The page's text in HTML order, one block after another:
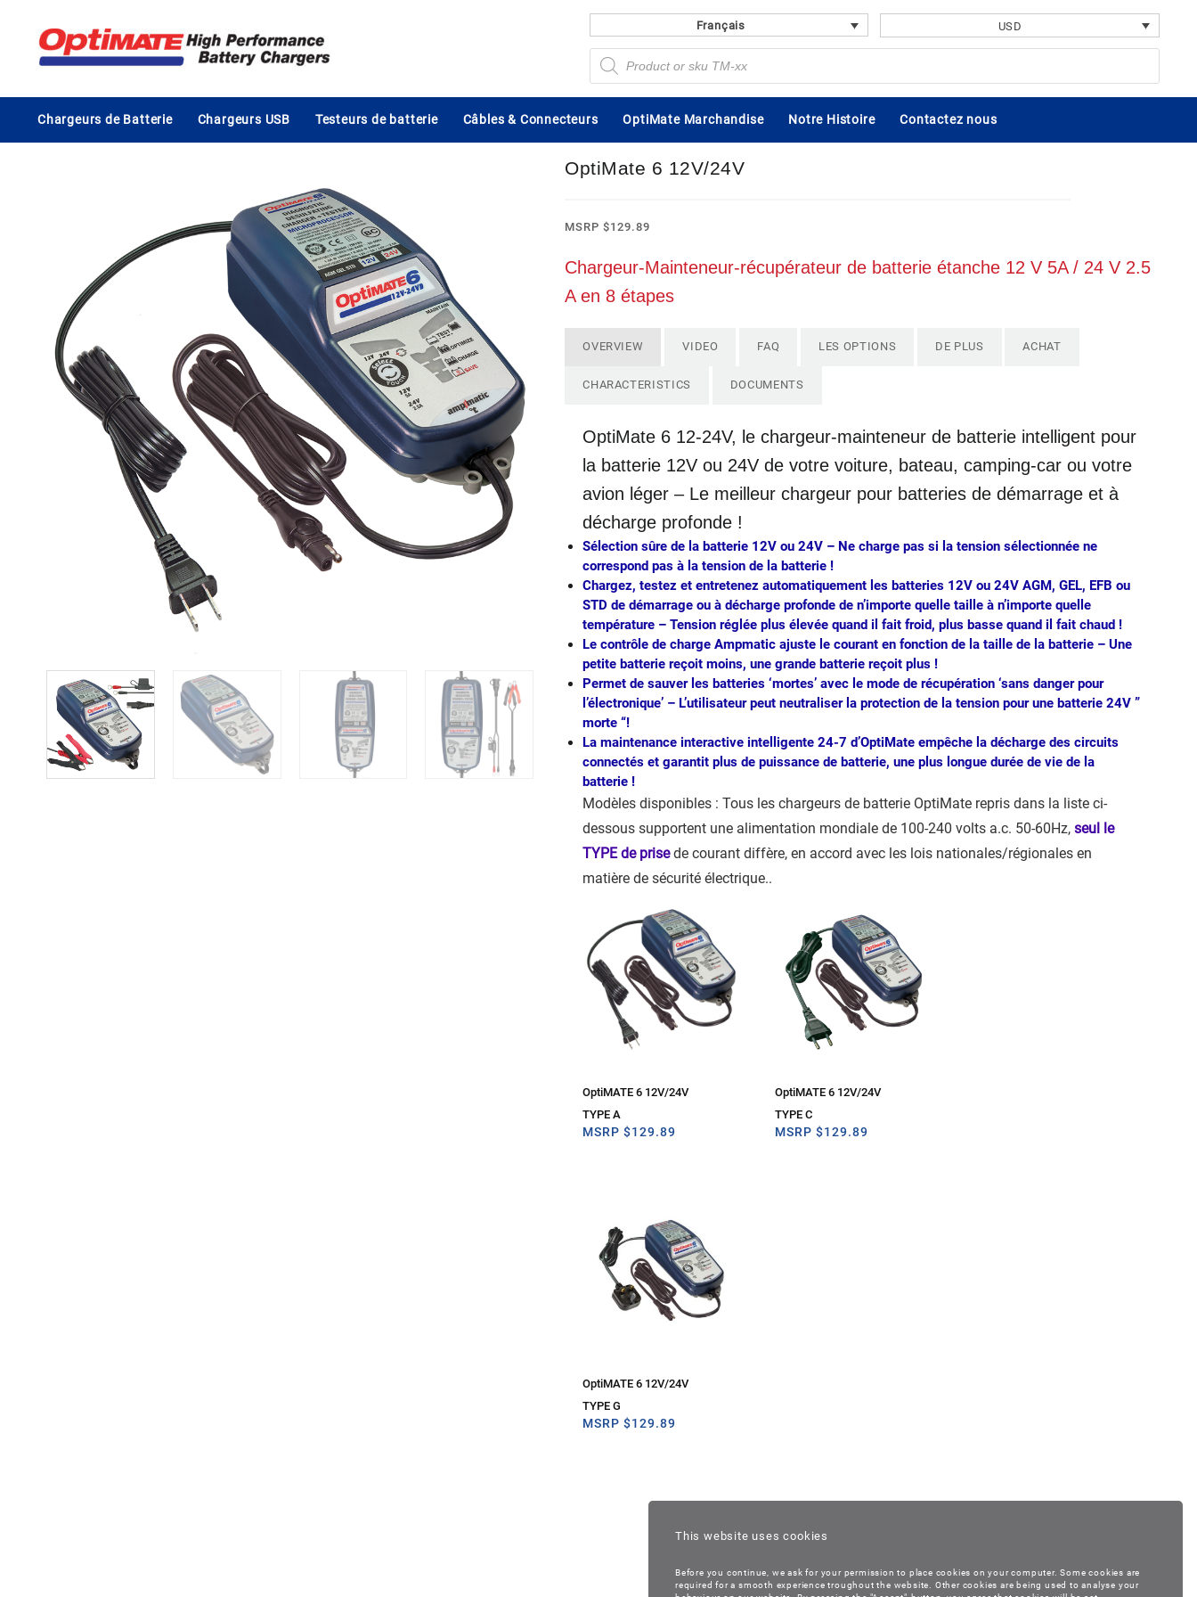
content
Français USD
Recherche
de
produits
Chargeurs de Batterie Chargeurs USB Testeurs de batterie Câbles & Connecteurs OptiMate Marchandise Notre Histoire Contactez nous
OptiMate 6 12V/24V
MSRP$129.89
Chargeur-Mainteneur-récupérateur de batterie étanche 12 V 5A / 24 V 2.5
A en 8 étapes
OVERVIEW VIDEO FAQ LES OPTIONS DE PLUS ACHAT
CHARACTERISTICS DOCUMENTS
OptiMate 6 12-24V, le chargeur-mainteneur de batterie intelligent pour
la batterie 12V ou 24V de votre voiture, bateau, camping-car ou votre
avion léger – Le meilleur chargeur pour batteries de démarrage et à
décharge profonde !
Sélection sûre de la batterie 12V ou 24V – Ne charge pas si la tension sélectionnée ne
correspond pas à la tension de la batterie !
Chargez, testez et entretenez automatiquement les batteries 12V ou 24V AGM, GEL, EFB ou
STD de démarrage ou à décharge profonde de n’importe quelle taille à n’importe quelle
température – Tension réglée plus élevée quand il fait froid, plus basse quand il fait chaud !
Le contrôle de charge Ampmatic ajuste le courant en fonction de la taille de la batterie – Une
petite batterie reçoit moins, une grande batterie reçoit plus !
Permet de sauver les batteries ‘mortes’ avec le mode de récupération ‘sans danger pour
l’électronique’ – L’utilisateur peut neutraliser la protection de la tension pour une batterie 24V ”
morte “!
La maintenance interactive intelligente 24-7 d’OptiMate empêche la décharge des circuits
connectés et garantit plus de puissance de batterie, une plus longue durée de vie de la
batterie !
Modèles disponibles : Tous les chargeurs de batterie OptiMate repris dans la liste ci-
dessous supportent une alimentation mondiale de 100-240 volts a.c. 50-60Hz,seul le
TYPE de prisede courant diffère, en accord avec les lois nationales/régionales en
matière de sécurité électrique..
OptiMATE 6 12V/24V
TYPE A
MSRP$129.89
OptiMATE 6 12V/24V
TYPE C
MSRP$129.89
OptiMATE 6 12V/24V
TYPE G
MSRP$129.89
This website uses cookies
Before you continue, we ask for your permission to place cookies on your computer. Some cookies are
required for a smooth experience troughout the website. Other cookies are being used to analyse your